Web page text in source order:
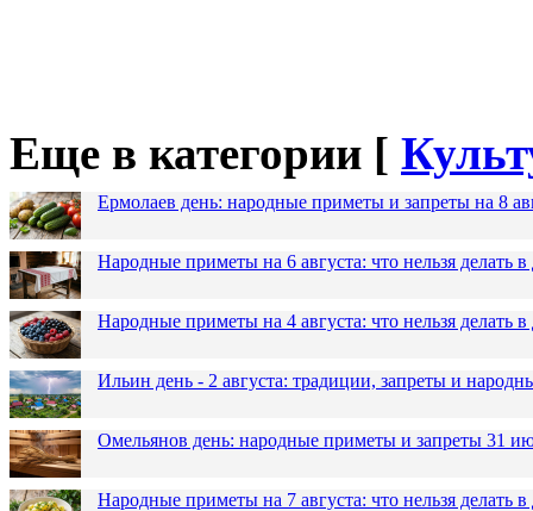
Еще в категории [
Ермолаев день: народные приметы и запреты на 8
Народные приметы на 6 августа: что нельзя делать
Народные приметы на 4 августа: что нельзя
Ильин день - 2 августа: традиции, запреты и
Омельянов день: народные приметы и запреты 31
Народные приметы на 7 августа: что нельзя делать